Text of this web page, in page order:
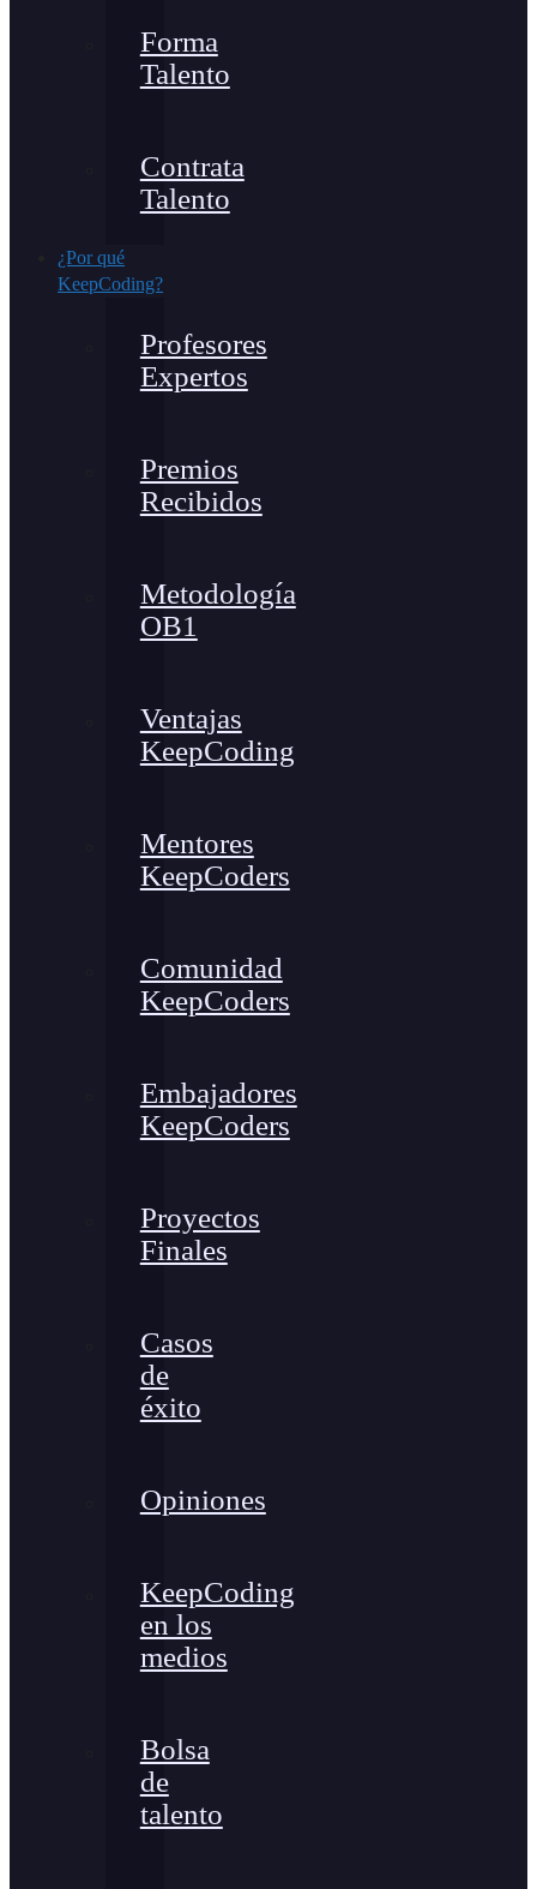
Forma
Talento
Contrata
Talento
¿Por qué
KeepCoding?
Profesores
Expertos
Premios
Recibidos
Metodología
OB1
Ventajas
KeepCoding
Mentores
KeepCoders
Comunidad
KeepCoders
Embajadores
KeepCoders
Proyectos
Finales
Casos
de
éxito
Opiniones
KeepCoding
en los
medios
Bolsa
de
talento